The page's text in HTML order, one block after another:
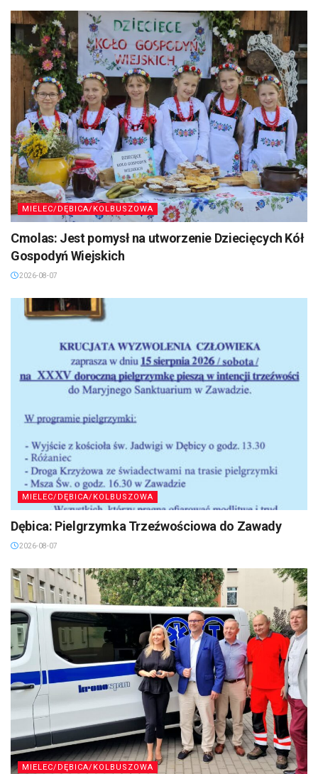
MIELEC/DĘBICA/KOLBUSZOWA
Cmolas: Jest pomysł na utworzenie Dziecięcych Kół
Gospodyń Wiejskich
2026-08-07
MIELEC/DĘBICA/KOLBUSZOWA
Dębica: Pielgrzymka Trzeźwościowa do Zawady
2026-08-07
MIELEC/DĘBICA/KOLBUSZOWA